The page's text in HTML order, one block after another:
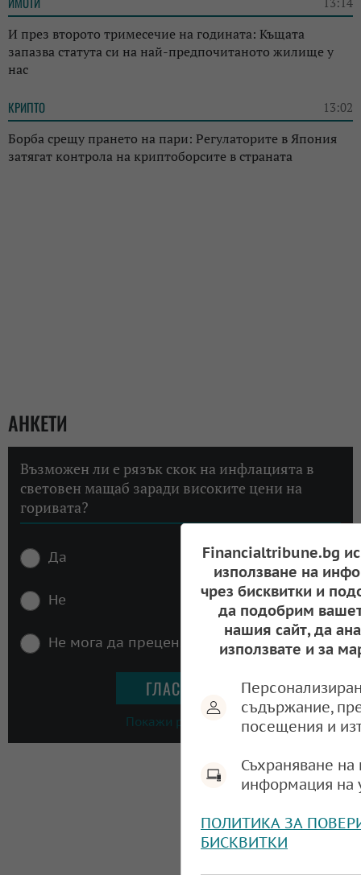
И през второто тримесечие на годината: Къщата
запазва статута си на най-предпочитаното жилище у
нас
КРИПТО 13:02
Борба срещу прането на пари: Регулаторите в Япония
затягат контрола на криптоборсите в страната
АНКЕТИ
Възможен ли е рязък скок на инфлацията в
световен мащаб заради високите цени на
горивата?
Да
Не
Не мога да преценя
Покажи резултати
Financialtribune.bg
използване на
чрез бисквитки и
да подобрим
нашия сайт, да
използвате и за
съдържание,
посещения и
Съхраняване
информация на
ПОЛИТИКА ЗА
БИСКВИТКИ